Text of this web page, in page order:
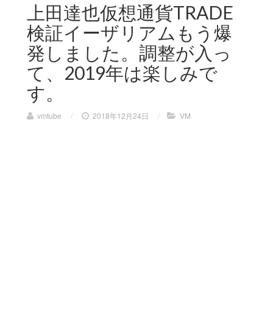
上田達也仮想通貨TRADE
検証イーザリアムもう爆
発しました。調整が入っ
て、2019年は楽しみで
す。
vmtube / 2018年12月24日 / VM